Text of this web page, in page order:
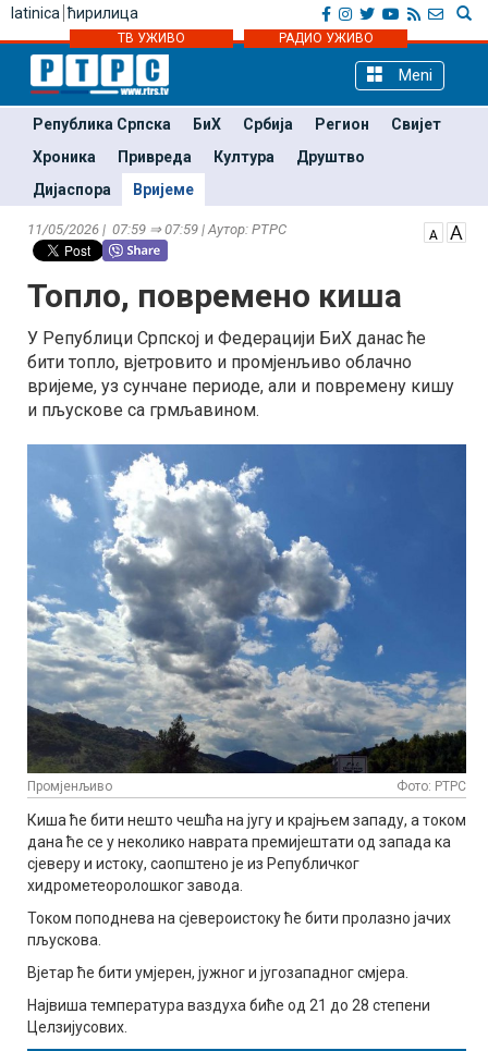
latinica ћирилица
ТВ УЖИВО РАДИО УЖИВО
Meni
Република Српска БиХ Србија Регион
Свијет
Хроника
Привреда Култура
Друштво
Дијаспора
Вријеме
11/05/2026 | 07:59 ⇒ 07:59 | Аутор: РТРС
Топло, повремено киша
У Републици Српској и Федерацији БиХ данас ће
бити топло, вјетровито и промјенљиво облачно
вријеме, уз сунчане периоде, али и повремену кишу
и пљускове са грмљавином.
Промјенљиво Фото: РТРС
Киша ће бити нешто чешћа на југу и крајњем западу, а током
дана ће се у неколико наврата премијештати од запада ка
сјеверу и истоку, саопштено је из Републичког
хидрометеоролошког завода.
Током поподнева на сјевероистоку ће бити пролазно јачих
пљускова.
Вјетар ће бити умјерен, јужног и југозападног смјера.
Највиша температура ваздуха биће од 21 до 28 степени
Целзијусових.